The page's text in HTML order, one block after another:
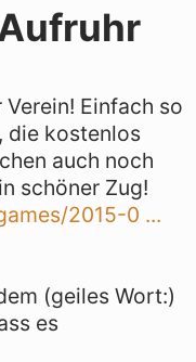
Einfach so
die kostenlos
auch noch
schöner Zug!
2015-0 ...
(geiles Wort:)
es